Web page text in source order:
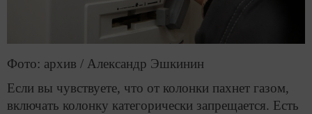
Фото: архив / Александр Эшкинин
Если вы чувствуете, что от колонки пахнет газом,
включать колонку категорически запрещается. Есть